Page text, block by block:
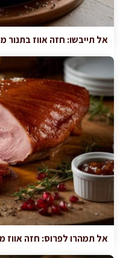
אל תייבשו: חזה אווז בתנור
אל תמהרו לפרוס: חזה אווז